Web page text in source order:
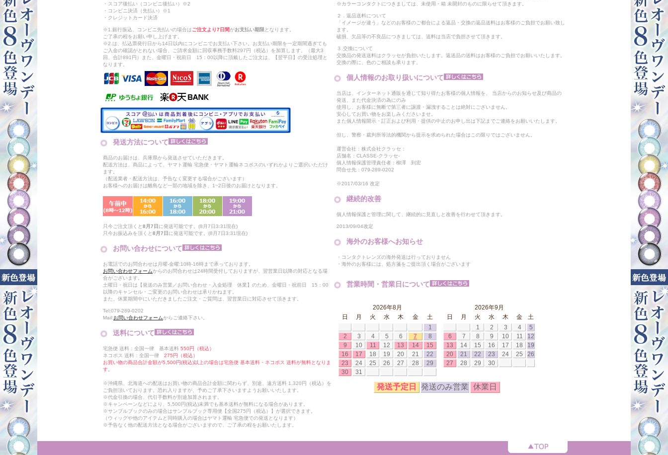
・スコア後払い（コンビニ後払い）※2
・コンビニ決済（先払い）※1
・クレジットカード決済
※1.銀行振込、コンビニ先払いの場合はご注文より7日間がお支払い期限 となります。
ご了承の程をお願い申し上げます。
※2.は、払込票発行日から14日以内にコンビニでお支払い下さい。お支払い期限を一定期間過ぎても
ご入金の確認がとれない場合、ご請求金額に回収事務手数料297円（税込）を加算します。（最大3
回、合計891円）また、金曜日・祝前日 15：00以降に頂戴したご注文は、【翌平日】の受注処理と
なります。
発送方法について
商品のお届けは、兵庫県から発送させていただきます。
配送方法は、商品によって、ヤマト運輸 宅急便・ヤマト運輸ネコポスのいずれかよりご選択いただけ
ます。
（配送業者・配送方法は、予告なく変更する場合がございます）
お客様へのお届けは離島など一部の地域を除き、1~2日後のお届けとなります。
只今ご注文頂くと8月7日 に発送可能です。(8月7日3:31現在)
只今お振込みを頂くと8月7日 に発送可能です。(8月7日3:31現在)
お問い合わせについて
お電話でのお問合わせは月曜-金曜:10時-16時まで承っております。
お問い合わせフォームからのお問合わせは24時間受付しておりますが、翌営業日以降の対応となる場
合がございます。
土曜日・祝日は【発送のみ営業／お問い合わせ・入金処理 休業】のため、金曜日・祝前日 15：00
以降のキャンセル・ご変更のお問い合わせは承りかねます。
また、休業期間中にいただきましたご注文・ご質問は、翌営業日に対応させて頂きます。
Tel:079-289-0202
Mail:お問い合わせフォームからご連絡下さい。
送料について
宅急便 送料：全国一律 基本送料 550円（税込）
ネコポス 送料：全国一律 275円（税込）
お買い物の商品合計金額が5,500円(税込)以上の場合は宅急便 基本送料・ネコポス 送料が無料となりま
す。
※沖縄県、北海道への配送はお買い物の商品合計金額に関わらず、別途、遠方送料 1,320円（税込）を
ご負担頂いております。恐れ入りますが、予めご了承下さいますようお願いいたします。
※代金引換の場合、代引手数料が別途加算されます。
※キャンペーンなどにより、5,500円(税込)未満でも基本送料が無料になる場合があります。
※サンプルブックのみの場合はサンプルブック専用便【全国275円（税込）】が選択できます。
（ウィッグや他のアイテムと同時購入の場合はヤマト運輸 宅急便での発送となります）
※予告なく他の配送方法となる場合がございますので、ご了承の程をお願いたします。
※カラーコンタクトにつきましては、未使用・箱 未開封のものに限らせて頂きます。
２．返品送料について
「イメージが違う」などのお客様のご都合による返品・交換の返品送料はお客様のご負担でお願い致し
ます。
破損、欠品等の不良品につきましては、送料は当店で負担させて頂きます。
３.交換について
交換品の発送送料はクラッセが負担いたします。返送品の送料はお客様のご負担でお願いいたします。
交換の際に、色のご相談も承ります。
個人情報のお取り扱いについて
当店は、インターネット通販を通じて知り得たお客様の個人情報を、 当店からのお知らせ及び商品の
発送、また代金決済の為にのみ
使用し、お客様に無断で第三者に譲渡・漏洩することは絶対にございません。
安心してお買い物をお楽しみくださいませ。
また個人情報開示・訂正および利用・提供の中止のお申し出は下記までご連絡をお願いいたします。
但し、警察・裁判所等法的機関から提示を求められた場合はこの限りではございません。
運営会社：株式会社クラッセ：
店舗名：CLASSE-クラッセ-
個人情報保護管理責任者：柳澤 到宏
問合せ先：079-289-0202
※2017/03/16 改定
継続的改善
個人情報保護と管理に関して、継続的に見直しと改善を行わせて頂きます。
2013/09/04改定
海外のお客様へお知らせ
・コンタクトレンズの海外発送は行っておりません
・海外のお客様には、処方箋をご提出頂く場合がございます
営業時間・営業日について
2026年8月
日
月 火 水 木 金
土
1
2
3 4 5 6 7
8
9
10 11 12 13 14
15
16
17 18 19 20 21
22
23
24 25 26 27 28
29
30
31
2026年9月
日
月 火 水 木 金
土
1
2 3 4
5
6
7 8 9 10 11
12
13
14 15 16 17 18
19
20
21 22 23 24 25
26
27
28 29 30
発送予定日 発送のみ営業 休業日